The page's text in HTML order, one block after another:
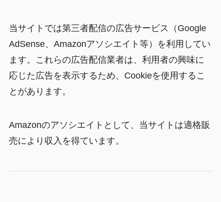
当サイトでは第三者配信の広告サービス（Google
AdSense、Amazonアソシエイト等）を利用してい
ます。これらの広告配信業者は、利用者の興味に
応じた広告を表示するため、Cookieを使用するこ
とがあります。
Amazonのアソシエイトとして、当サイトは適格販
売により収入を得ています。